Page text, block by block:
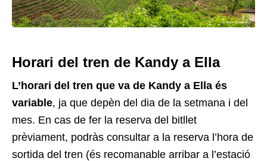
Horari del tren de Kandy a Ella
L’horari del tren que va de Kandy a Ella és
variable, ja que depèn del dia de la setmana i del
mes. En cas de fer la reserva del bitllet
prèviament, podràs consultar a la reserva l’hora de
sortida del tren (és recomanable arribar a l’estació